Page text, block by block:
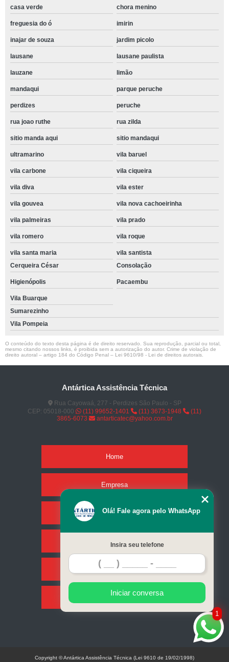
casa verde chora menino
freguesia do ó imirin
inajar de souza jardim picolo
lausane lausane paulista
lauzane limão
mandaqui parque peruche
perdizes peruche
rua joao ruthe rua zilda
sitio manda aqui sitio mandaqui
ultramarino vila baruel
vila carbone vila ciqueira
vila diva vila ester
vila gouvea vila nova cachoeirinha
vila palmeiras vila prado
vila romero vila roque
vila santa maria
vila santista
Cerqueira César
Consolação
Higienópolis Pacaembu
Vila Buarque
Sumarezinho
Vila Pompeia
O conteúdo do texto desta página é de direito reservado. Sua reprodução, parcial ou total,
mesmo citando nossos links, é proibida sem a autorização do autor. Crime de violação de
direito autoral – artigo 184 do Código Penal – Lei 9610/98 - Lei de direitos autorais
Antártica Assistência Técnica
Rua Cayowaá, 277 - Perdizes São Paulo - SP
CEP: 05018-000
(11) 99652-1401 (11) 3673-1948
(11)
3865-6073
antarticatec@yahoo.com.br
Home
Empresa
Missão
Serviços
Contato
Mapa do site
1
Olá! Fale agora pelo WhatsApp
Insira seu telefone
Iniciar conversa
Copyright © Antártica Assistência Técnica (Lei 9610 de 19/02/1998)